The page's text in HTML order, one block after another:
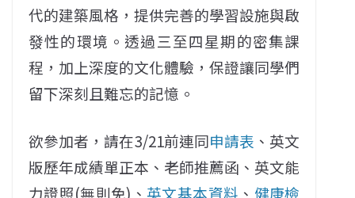
代的建築風格，提供完善的學習設施與啟
發性的環境。透過三至四星期的密集課
程，加上深度的文化體驗，保證讓同學們
留下深刻且難忘的記憶。
欲參加者，請在3/21前連同申請表 、英文
版歷年成績單正本、老師推薦函、英文能
力證照(無則免)、英文基本資料 、 健康檢